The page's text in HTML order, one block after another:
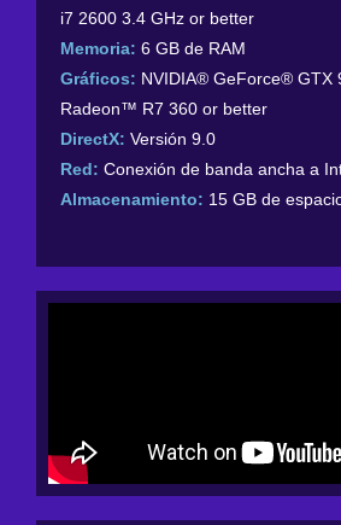
i7 2600 3.4 GHz or better
Memoria: 6 GB de RAM
Gráficos: NVIDIA® GeForce® GTX
Radeon™ R7 360 or better
DirectX: Versión 9.0
Red: Conexión de banda ancha a
Almacenamiento: 15 GB de